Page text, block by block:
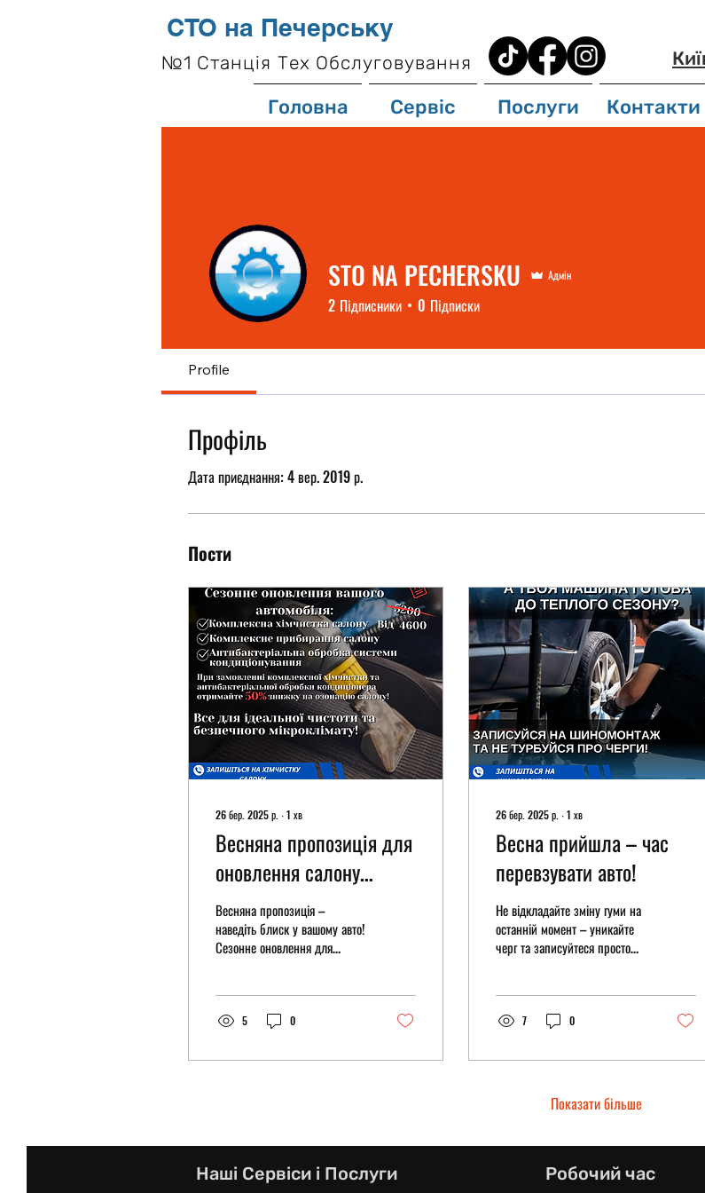
СТО на Печерську
№1 Станція Тех Обслуговування
Головна Сервіс Послуги Контакти
STO NA PECHERSKU Адмін
2 Підписники 0 Підписки
Profile
Профіль
Дата приєднання: 4 вер. 2019 р.
Пости
26 бер. 2025 р. ∙1 хв
Весняна пропозиція для
оновлення салону
вашого авто
Весняна пропозиція –
наведіть блиск у вашому авто!
Сезонне оновлення для
5 0
26 бер. 2025 р. ∙1 хв
Весна прийшла – час
перевзувати авто!
Не відкладайте зміну гуми на
останній момент – уникайте
черг та записуйтеся просто
7 0
Показати більше
Наші Сервіси і Послуги Робочий час